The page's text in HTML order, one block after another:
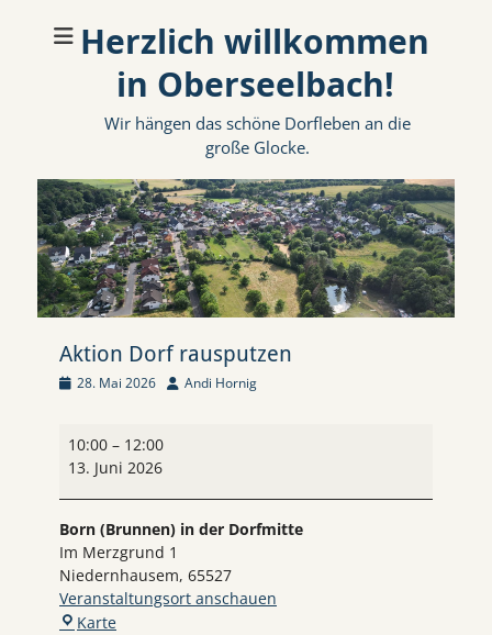
Herzlich willkommen
in Oberseelbach!
Wir hängen das schöne Dorfleben an die
große Glocke.
Aktion Dorf rausputzen
Veröffentlicht
28. Mai 2026 AutorAndi Hornig
Aktion
Dorf
rausputzen
10:00 – 12:00
13. Juni 2026
Born (Brunnen) in der Dorfmitte
Im Merzgrund 1
Niedernhausem, 65527
Veranstaltungsort anschauen
KarteBorn